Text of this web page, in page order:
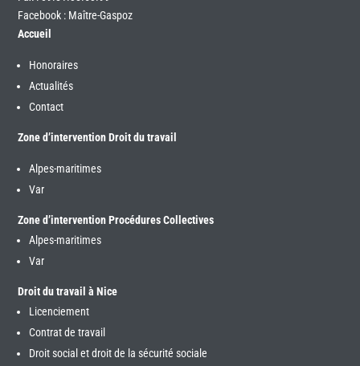
Facebook : Maître-Gaspoz
Accueil
Honoraires
Actualités
Contact
Zone d’intervention Droit du travail
Alpes-maritimes
Var
Zone d’intervention Procédures Collectives
Alpes-maritimes
Var
Droit du travail à Nice
Licenciement
Contrat de travail
Droit social et droit de la sécurité sociale